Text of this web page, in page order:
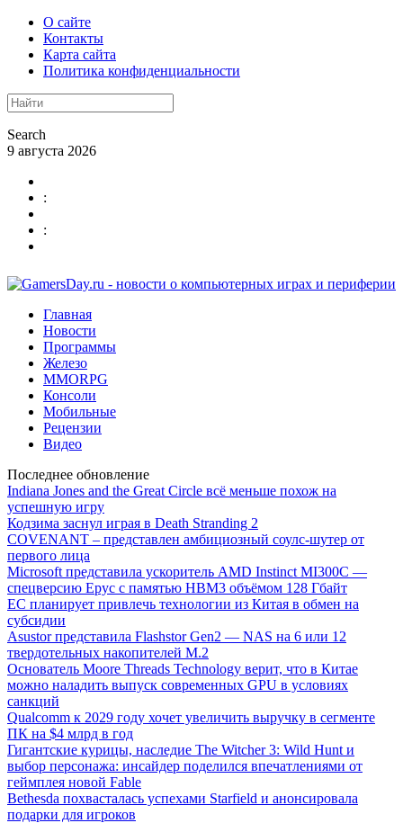
О сайте
Контакты
Карта сайта
Политика конфиденциальности
Search
9 августа 2026
:
:
Главная
Новости
Программы
Железо
MMORPG
Консоли
Мобильные
Рецензии
Видео
Последнее обновление
Indiana Jones and the Great Circle всё меньше похож на
успешную игру
Кодзима заснул играя в Death Stranding 2
COVENANT – представлен амбициозный соулс-шутер от
первого лица
Microsoft представила ускоритель AMD Instinct MI300C —
спецверсию Epyc с памятью HBM3 объёмом 128 Гбайт
ЕС планирует привлечь технологии из Китая в обмен на
субсидии
Asustor представила Flashstor Gen2 — NAS на 6 или 12
твердотельных накопителей M.2
Основатель Moore Threads Technology верит, что в Китае
можно наладить выпуск современных GPU в условиях
санкций
Qualcomm к 2029 году хочет увеличить выручку в сегменте
ПК на $4 млрд в год
Гигантские курицы, наследие The Witcher 3: Wild Hunt и
выбор персонажа: инсайдер поделился впечатлениями от
геймплея новой Fable
Bethesda похвасталась успехами Starfield и анонсировала
подарки для игроков